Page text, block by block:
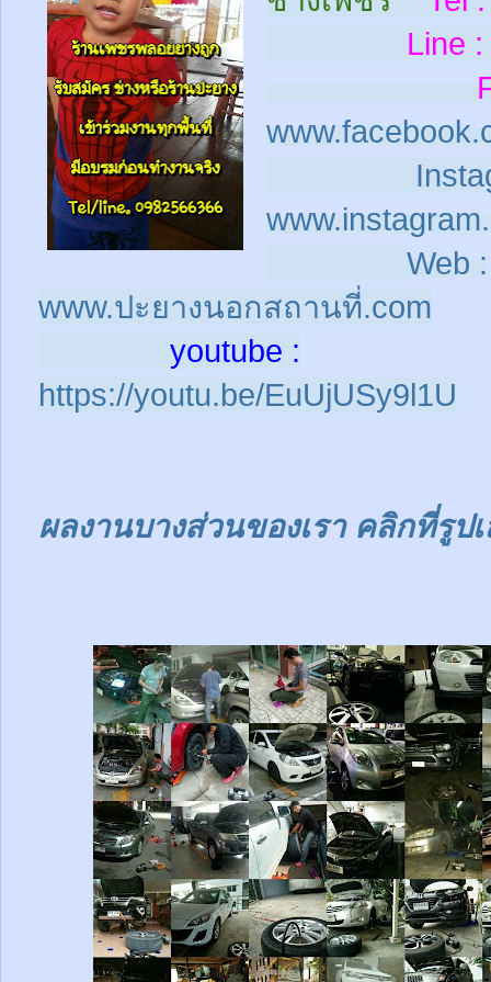
Line :
Web :
www.ปะยางนอกสถานที่.com
youtube :
https://youtu.be/EuUjUSy9l1U
ผลงานบางส่วนของเรา คลิกที่รูป